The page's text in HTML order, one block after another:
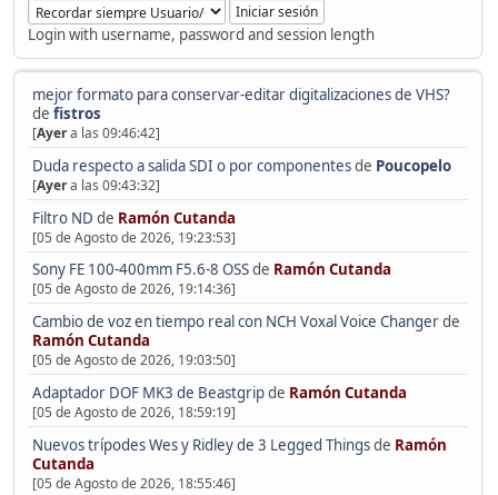
Login with username, password and session length
mejor formato para conservar-editar digitalizaciones de VHS?
de fistros
[Ayera las 09:46:42]
Duda respecto a salida SDI o por componentesde Poucopelo
[Ayera las 09:43:32]
Filtro ND de Ramón Cutanda
[05 de Agosto de 2026, 19:23:53]
Sony FE 100-400mm F5.6-8 OSSde Ramón Cutanda
[05 de Agosto de 2026, 19:14:36]
Cambio de voz en tiempo real con NCH Voxal Voice Changerde
Ramón Cutanda
[05 de Agosto de 2026, 19:03:50]
Adaptador DOF MK3 de Beastgripde Ramón Cutanda
[05 de Agosto de 2026, 18:59:19]
Nuevos trípodes Wes y Ridley de 3 Legged Thingsde Ramón
Cutanda
[05 de Agosto de 2026, 18:55:46]